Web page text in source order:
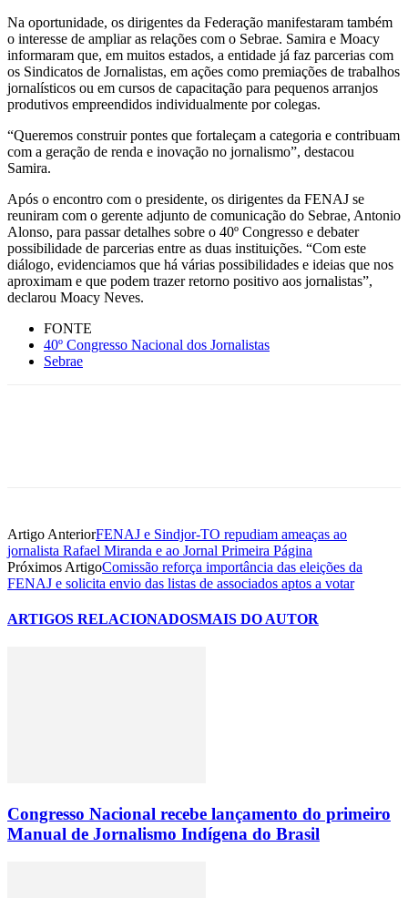
Na oportunidade, os dirigentes da Federação manifestaram também
o interesse de ampliar as relações com o Sebrae. Samira e Moacy
informaram que, em muitos estados, a entidade já faz parcerias com
os Sindicatos de Jornalistas, em ações como premiações de trabalhos
jornalísticos ou em cursos de capacitação para pequenos arranjos
produtivos empreendidos individualmente por colegas.
“Queremos construir pontes que fortaleçam a categoria e contribuam
com a geração de renda e inovação no jornalismo”, destacou
Samira.
Após o encontro com o presidente, os dirigentes da FENAJ se
reuniram com o gerente adjunto de comunicação do Sebrae, Antonio
Alonso, para passar detalhes sobre o 40º Congresso e debater
possibilidade de parcerias entre as duas instituições. “Com este
diálogo, evidenciamos que há várias possibilidades e ideias que nos
aproximam e que podem trazer retorno positivo aos jornalistas”,
declarou Moacy Neves.
FONTE
40º Congresso Nacional dos Jornalistas
Sebrae
Artigo AnteriorFENAJ e Sindjor-TO repudiam ameaças ao
jornalista Rafael Miranda e ao Jornal Primeira Página
Próximos ArtigoComissão reforça importância das eleições da
FENAJ e solicita envio das listas de associados aptos a votar
ARTIGOS RELACIONADOSMAIS DO AUTOR
Congresso Nacional recebe lançamento do primeiro
Manual de Jornalismo Indígena do Brasil